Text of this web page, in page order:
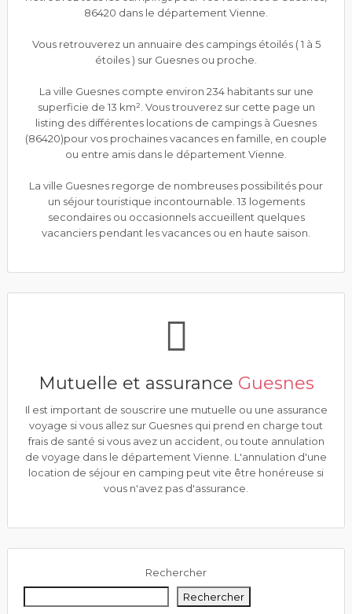
86420 dans le département Vienne.
Vous retrouverez un annuaire des campings étoilés ( 1 à 5
étoiles ) sur Guesnes ou proche.
La ville Guesnes compte environ 234 habitants sur une
superficie de 13 km². Vous trouverez sur cette page un
listing des différentes locations de campings à Guesnes
(86420)pour vos prochaines vacances en famille, en couple
ou entre amis dans le département Vienne.
La ville Guesnes regorge de nombreuses possibilités pour
un séjour touristique incontournable. 13 logements
secondaires ou occasionnels accueillent quelques
vacanciers pendant les vacances ou en haute saison.
Mutuelle et assurance Guesnes
Il est important de souscrire une mutuelle ou une assurance
voyage si vous allez sur Guesnes qui prend en charge tout
frais de santé si vous avez un accident, ou toute annulation
de voyage dans le département Vienne. L'annulation d'une
location de séjour en camping peut vite être honéreuse si
vous n'avez pas d'assurance.
Rechercher
Rechercher